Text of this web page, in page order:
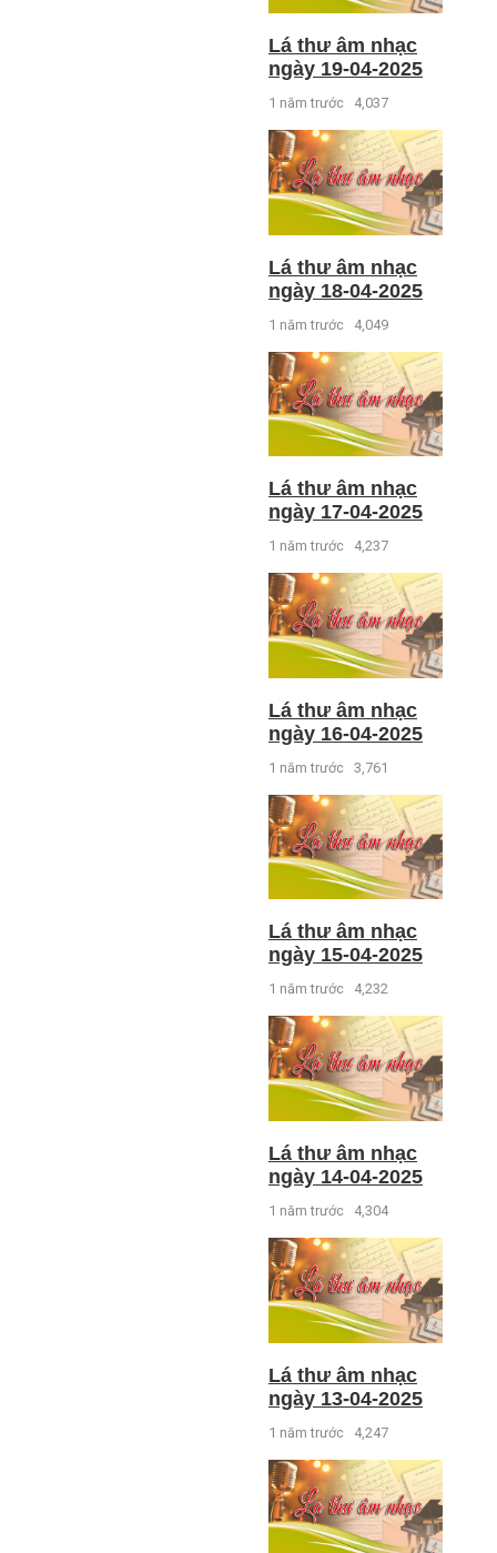
Lá thư âm nhạc
ngày 19-04-2025
1 năm trước 4,037
Lá thư âm nhạc
ngày 18-04-2025
1 năm trước 4,049
Lá thư âm nhạc
ngày 17-04-2025
1 năm trước 4,237
Lá thư âm nhạc
ngày 16-04-2025
1 năm trước 3,761
Lá thư âm nhạc
ngày 15-04-2025
1 năm trước 4,232
Lá thư âm nhạc
ngày 14-04-2025
1 năm trước 4,304
Lá thư âm nhạc
ngày 13-04-2025
1 năm trước 4,247